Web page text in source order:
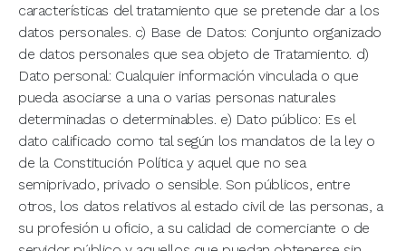
características del tratamiento que se pretende dar a los
datos personales. c) Base de Datos: Conjunto organizado
de datos personales que sea objeto de Tratamiento. d)
Dato personal: Cualquier información vinculada o que
pueda asociarse a una o varias personas naturales
determinadas o determinables. e) Dato público: Es el
dato calificado como tal según los mandatos de la ley o
de la Constitución Política y aquel que no sea
semiprivado, privado o sensible. Son públicos, entre
otros, los datos relativos al estado civil de las personas, a
su profesión u oficio, a su calidad de comerciante o de